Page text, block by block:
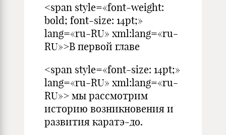
<span style=«font-weight:
bold; font-size: 14pt;»
lang=«ru-RU» xml:lang=«ru-
RU»>В первой главе
<span style=«font-size: 14pt;»
lang=«ru-RU» xml:lang=«ru-
RU»> мы рассмотрим
историю возникновения и
развития каратэ-до.